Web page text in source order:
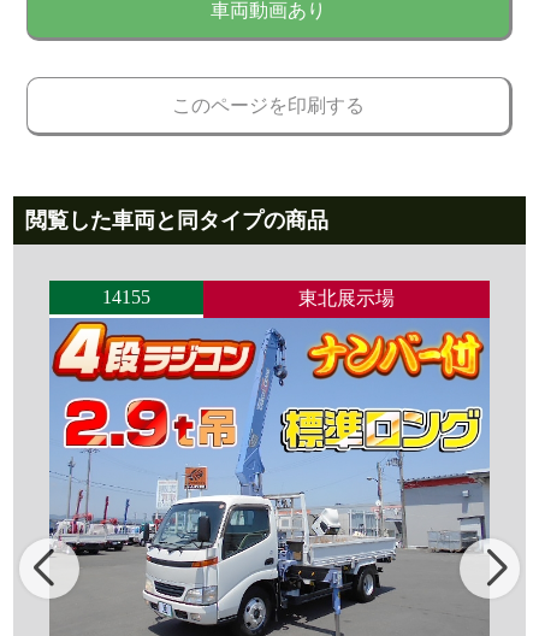
車両動画あり
このページを印刷する
閲覧した車両と同タイプの商品
14155 東北展示場